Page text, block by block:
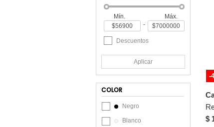
Fossil
Frenezi
G-SHOCK
G SHOCK
Guess
Invicta
Mín.
Máx.
-
Descuentos
Aplicar
COLOR
Negro
Blanco
-
$